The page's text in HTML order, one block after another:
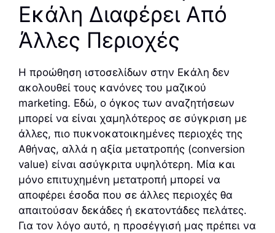
Εκάλη Διαφέρει Από
Άλλες Περιοχές
Η προώθηση ιστοσελίδων στην Εκάλη δεν
ακολουθεί τους κανόνες του μαζικού
marketing. Εδώ, ο όγκος των αναζητήσεων
μπορεί να είναι χαμηλότερος σε σύγκριση με
άλλες, πιο πυκνοκατοικημένες περιοχές της
Αθήνας, αλλά η αξία μετατροπής (conversion
value) είναι ασύγκριτα υψηλότερη. Μία και
μόνο επιτυχημένη μετατροπή μπορεί να
αποφέρει έσοδα που σε άλλες περιοχές θα
απαιτούσαν δεκάδες ή εκατοντάδες πελάτες.
Για τον λόγο αυτό, η προσέγγισή μας πρέπει να